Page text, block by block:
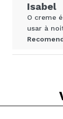
Isabel
O creme
usar à
Muito